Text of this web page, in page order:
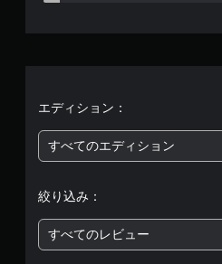
エディション：
すべてのエディション
絞り込み：
すべてのレビュー